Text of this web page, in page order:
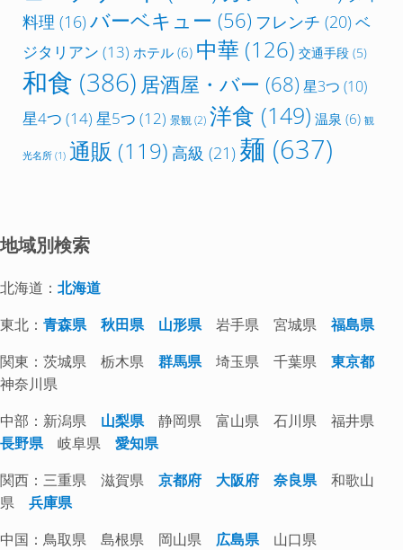
料理 (16)バーベキュー (56) フレンチ (20)ベ
ジタリアン (13) ホテル(6) 中華 (126) 交通手段(5)
和食 (386) 居酒屋・バー (68) 星3つ (10)
星4つ (14) 星5つ (12) 景観(2) 洋食 (149) 温泉 (6) 観
光名所(1) 通販 (119) 高級 (21) 麺 (637)
地域別検索
北海道：北海道
東北：青森県 秋田県 山形県岩手県 宮城県福島県
関東：茨城県 栃木県群馬県埼玉県 千葉県東京都
神奈川県
中部：新潟県 山梨県静岡県 富山県 石川県 福井県
長野県岐阜県愛知県
関西：三重県 滋賀県京都府 大阪府 奈良県和歌山
県兵庫県
中国：鳥取県 島根県 岡山県 広島県山口県